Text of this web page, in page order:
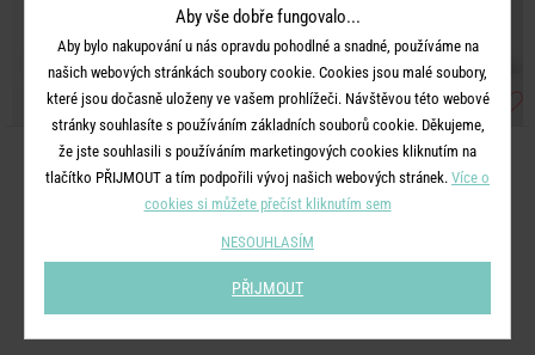
AND WE TALK
Hra "Quality time" pro děti
AND WE TALK
Hra "Quality time"
Aby vše dobře fungovalo...
Aby bylo nakupování u nás opravdu pohodlné a snadné, používáme na
našich webových stránkách soubory cookie. Cookies jsou malé soubory,
které jsou dočasně uloženy ve vašem prohlížeči. Návštěvou této webové
stránky souhlasíte s používáním základních souborů cookie. Děkujeme,
že jste souhlasili s používáním marketingových cookies kliknutím na
tlačítko PŘIJMOUT a tím podpořili vývoj našich webových stránek. Více o
cookies si můžete přečíst kliknutím sem
NESOUHLASÍM
PŘIJMOUT